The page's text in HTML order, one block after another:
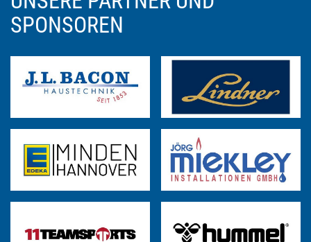
SPONSOREN